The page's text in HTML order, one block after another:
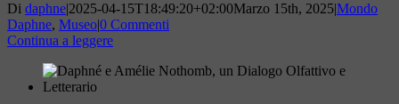
Di daphne|2025-04-15T18:49:20+02:00Marzo 15th, 2025|Mondo
Daphne, Museo|0 Commenti
Continua a leggere